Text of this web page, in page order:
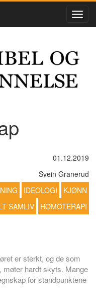
01.12.2019
Svein Granerud
IDEOLOGI
KJØNN
SAMLIV HOMOTERAPI
er sterkt, og de som
møter hardt skyts. Mange
for standpunktene